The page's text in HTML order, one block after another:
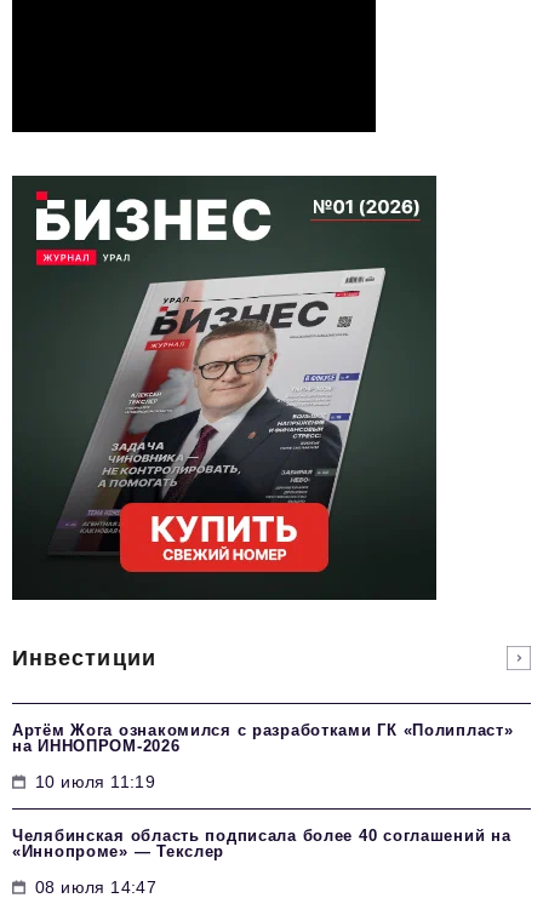
Инвестиции
Артём Жога ознакомился с разработками ГК «Полипласт»
на ИННОПРОМ-2026
10 июля 11:19
Челябинская область подписала более 40 соглашений на
«Иннопроме» — Текслер
08 июля 14:47